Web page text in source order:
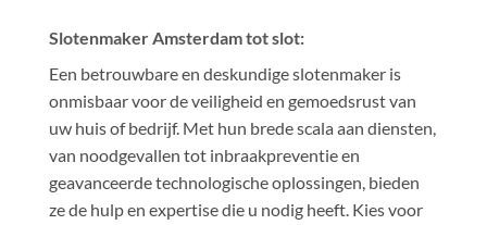
Slotenmaker Amsterdam tot slot:
Een betrouwbare en deskundige slotenmaker is
onmisbaar voor de veiligheid en gemoedsrust van
uw huis of bedrijf. Met hun brede scala aan diensten,
van noodgevallen tot inbraakpreventie en
geavanceerde technologische oplossingen, bieden
ze de hulp en expertise die u nodig heeft. Kies voor